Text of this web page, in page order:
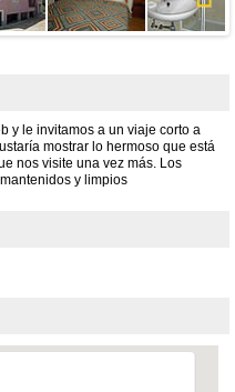
Next
y le invitamos a un viaje corto a
mostrar lo hermoso que está
nos visite una vez más. Los
y limpios